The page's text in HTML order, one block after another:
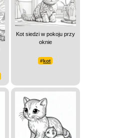
Kot siedzi w pokoju przy
oknie
#kot